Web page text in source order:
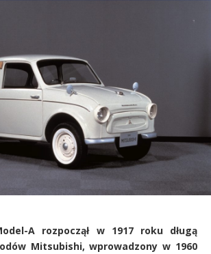
A rozpoczął w 1917 roku długą
Mitsubishi, wprowadzony w 1960